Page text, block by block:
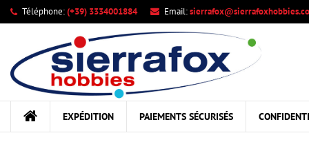
Téléphone:(+39) 3334001884 Email:
EXPÉDITION PAIEMENTS SÉCURISÉS